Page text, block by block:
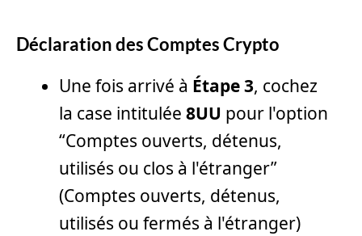
Déclaration des Comptes Crypto
Une fois arrivé à Étape 3, cochez
la case intitulée 8UU pour l'option
“Comptes ouverts, détenus,
utilisés ou clos à l'étranger”
(Comptes ouverts, détenus,
utilisés ou fermés à l'étranger)